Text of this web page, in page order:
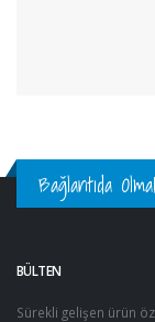
Bağlantıda
BÜLTEN
Sürekli gelişen ürün